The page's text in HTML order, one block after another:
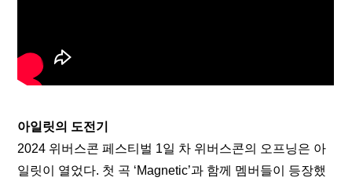
아일릿의 도전기
2024 위버스콘 페스티벌 1일 차 위버스콘의 오프닝은 아
일릿이 열었다. 첫 곡 ‘Magnetic’과 함께 멤버들이 등장했